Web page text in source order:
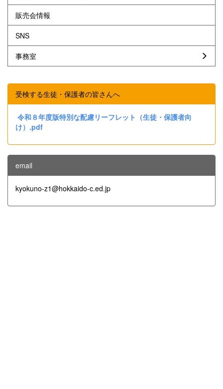
販売会情報
SNS
事務室
受検する生徒・保護者の皆さんへ
令和８年度版特別な配慮リーフレット（生徒・保護者向
け）.pdf
email
kyokuno-z1@hokkaido-c.ed.jp